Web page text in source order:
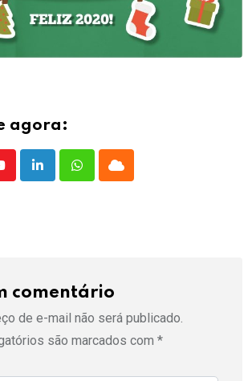
agora:
LinkedInWhatsappCloud
comentário
de e-mail não será publicado.
são marcados com *